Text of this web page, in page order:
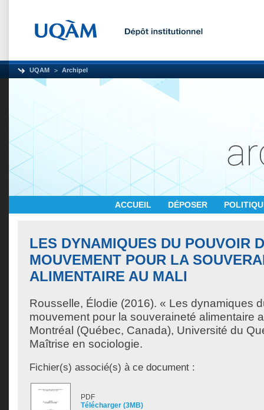
UQAM Archipel
ACCUEIL DÉPOSER
LES DYNAMIQUES DU POUVOIR
MOUVEMENT POUR LA
ALIMENTAIRE AU MALI
Rousselle, Élodie (2016). « Les dynamiques
mouvement pour la souveraineté alimentaire
Montréal (Québec, Canada), Université du
Maîtrise en sociologie.
Fichier(s) associé(s) à ce document :
PDF
Télécharger (3MB)